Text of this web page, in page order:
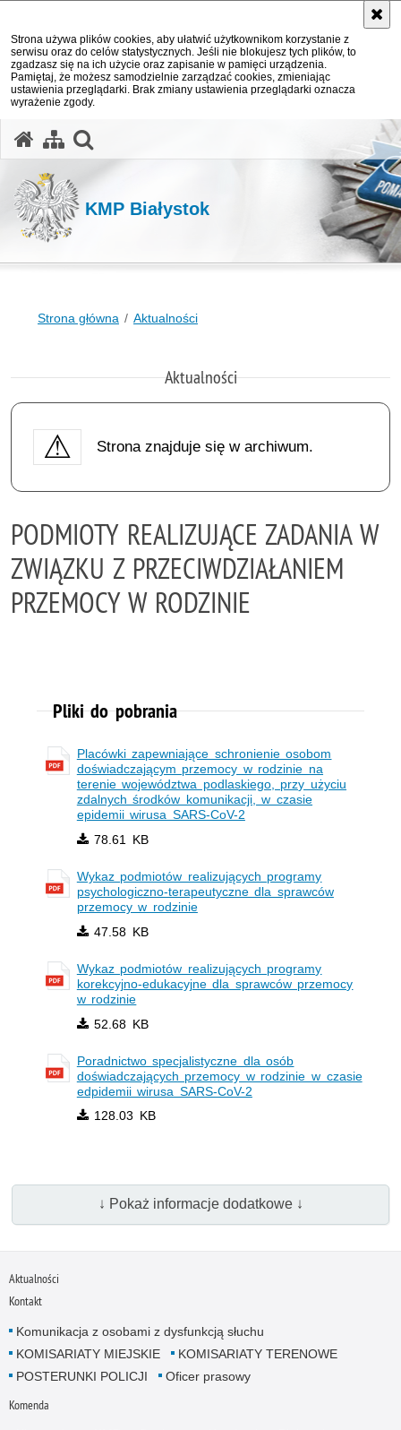
Strona używa plików cookies, aby ułatwić użytkownikom korzystanie z
serwisu oraz do celów statystycznych. Jeśli nie blokujesz tych plików, to
zgadzasz się na ich użycie oraz zapisanie w pamięci urządzenia.
Pamiętaj, że możesz samodzielnie zarządzać cookies, zmieniając
ustawienia przeglądarki. Brak zmiany ustawienia przeglądarki oznacza
wyrażenie zgody.
KMP Białystok
Strona główna Aktualności
Aktualności
Strona znajduje się w archiwum.
PODMIOTY REALIZUJĄCE ZADANIA W
ZWIĄZKU Z PRZECIWDZIAŁANIEM
PRZEMOCY W RODZINIE
Pliki do pobrania
Placówki zapewniające schronienie osobom
doświadczającym przemocy w rodzinie na
terenie województwa podlaskiego, przy użyciu
zdalnych środków komunikacji, w czasie
epidemii wirusa SARS-CoV-2
78.61 KB
Wykaz podmiotów realizujących programy
psychologiczno-terapeutyczne dla sprawców
przemocy w rodzinie
47.58 KB
Wykaz podmiotów realizujących programy
korekcyjno-edukacyjne dla sprawców przemocy
w rodzinie
52.68 KB
Poradnictwo specjalistyczne dla osób
doświadczających przemocy w rodzinie w czasie
edpidemii wirusa SARS-CoV-2
128.03 KB
↓ Pokaż informacje dodatkowe ↓
Aktualności
Kontakt
Komunikacja z osobami z dysfunkcją słuchu
KOMISARIATY MIEJSKIE
KOMISARIATY TERENOWE
POSTERUNKI POLICJI
Oficer prasowy
Komenda